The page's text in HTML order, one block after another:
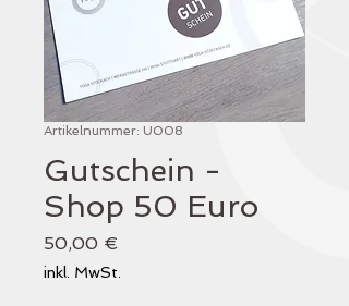
Artikelnummer: U008
Gutschein -
Shop 50 Euro
50,00 €
inkl. MwSt.